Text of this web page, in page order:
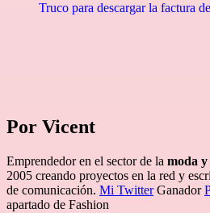
Truco para descargar la factura
Por Vicent
Emprendedor en el sector de la moda y
2005 creando proyectos en la red y
de comunicación. Mi TwitterGanador
apartado de Fashion